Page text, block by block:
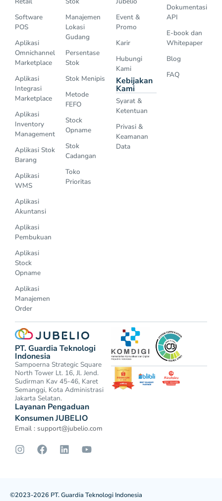
Software
POS
Aplikasi
Omnichannel
Marketplace
Aplikasi
Integrasi
Marketplace
Aplikasi
Inventory
Management
Aplikasi Stok
Barang
Aplikasi
WMS
Aplikasi
Akuntansi
Aplikasi
Pembukuan
Aplikasi
Stock
Opname
Aplikasi
Manajemen
Order
Manajemen
Lokasi
Gudang
Persentase
Stok
Stok Menipis
Metode
FEFO
Stock
Opname
Stok
Cadangan
Toko
Prioritas
Event &
Promo
Karir
Hubungi
Kami
Kebijakan
Kami
Syarat &
Ketentuan
Privasi &
Keamanan
Data
Dokumentasi
API
E-book dan
Whitepaper
Blog
FAQ
PT. Guardia Teknologi
Indonesia
Sampoerna Strategic Square
North Tower Lt. 16, Jl. Jend.
Sudirman Kav 45-46, Karet
Semanggi, Kota Administrasi
Jakarta Selatan.
Layanan Pengaduan
Konsumen JUBELIO
Email : support@jubelio.com
©2023-2026 PT. Guardia Teknologi Indonesia